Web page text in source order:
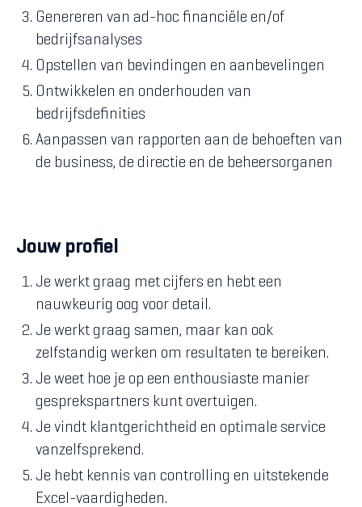
Genereren van ad-hoc financiële en/of
bedrijfsanalyses
Opstellen van bevindingen en aanbevelingen
Ontwikkelen en onderhouden van
bedrijfsdefinities
Aanpassen van rapporten aan de behoeften van
de business, de directie en de beheersorganen
Jouw profiel
Je werkt graag met cijfers en hebt een
nauwkeurig oog voor detail.
Je werkt graag samen, maar kan ook
zelfstandig werken om resultaten te bereiken.
Je weet hoe je op een enthousiaste manier
gesprekspartners kunt overtuigen.
Je vindt klantgerichtheid en optimale service
vanzelfsprekend.
Je hebt kennis van controlling en uitstekende
Excel-vaardigheden.